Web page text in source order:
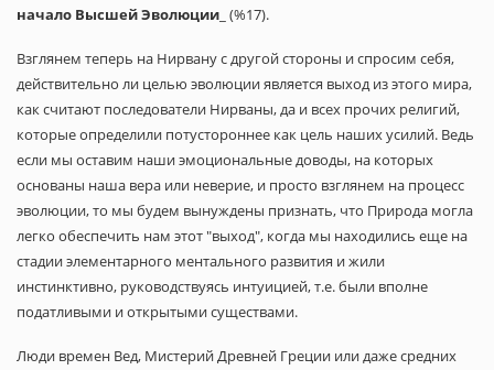
начало Высшей Эволюции _ (%17).
Взглянем теперь на Нирвану с другой стороны и спросим себя,
действительно ли целью эволюции является выход из этого мира,
как считают последователи Нирваны, да и всех прочих религий,
которые определили потустороннее как цель наших усилий. Ведь
если мы оставим наши эмоциональные доводы, на которых
основаны наша вера или неверие, и просто взглянем на процесс
эволюции, то мы будем вынуждены признать, что Природа могла
легко обеспечить нам этот "выход", когда мы находились еще на
стадии элементарного ментального развития и жили
инстинктивно, руководствуясь интуицией, т.е. были вполне
податливыми и открытыми существами.
Люди времен Вед, Мистерий Древней Греции или даже средних